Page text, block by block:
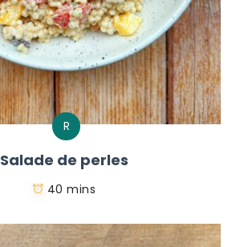
R
Salade de perles
40 mins